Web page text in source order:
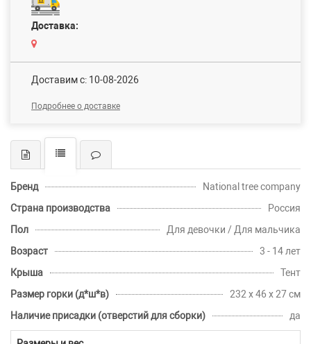
Доставка:
Доставим c: 10-08-2026
Подробнее о доставке
Бренд
National tree company
Страна производства
Россия
Пол
Для девочки / Для мальчика
Возраст
3 - 14 лет
Крыша
Тент
Размер горки (д*ш*в)
232 х 46 х 27 см
Наличие присадки (отверстий для сборки)
да